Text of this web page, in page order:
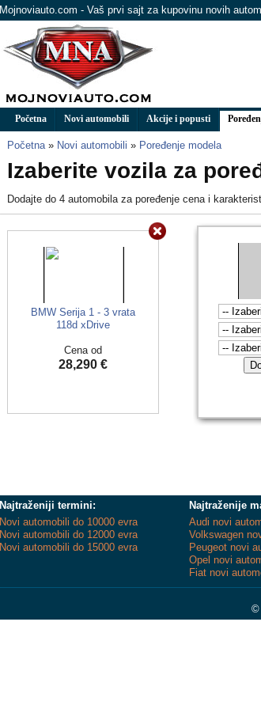
Mojnoviauto.com - Vaš prvi sajt za kupovinu novih
Početna Novi automobili Akcije i popusti
Početna » Novi automobili » Poređenje modela
Izaberite vozila za
Dodajte do 4 automobila za poređenje cena i
BMW Serija 1 - 3 vrata
118d xDrive
Cena od
28,290 €
Najtraženiji termini:
Novi automobili do 10000 evra
Novi automobili do 12000 evra
Novi automobili do 15000 evra
Najtraženije
Audi novi
Volkswagen
Peugeot novi
Opel novi
Fiat novi
©